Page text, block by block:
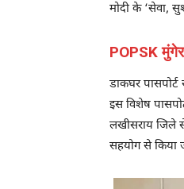
मोदी के ‘सेवा,
POPSK
डाकघर
इस विशेष
लखीसराय जिले
सहयोग से किया